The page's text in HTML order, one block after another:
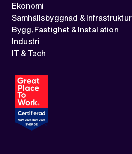
Ekonomi
Samhällsbyggnad & Infrastruktur
Bygg, Fastighet & Installation
Industri
IT & Tech